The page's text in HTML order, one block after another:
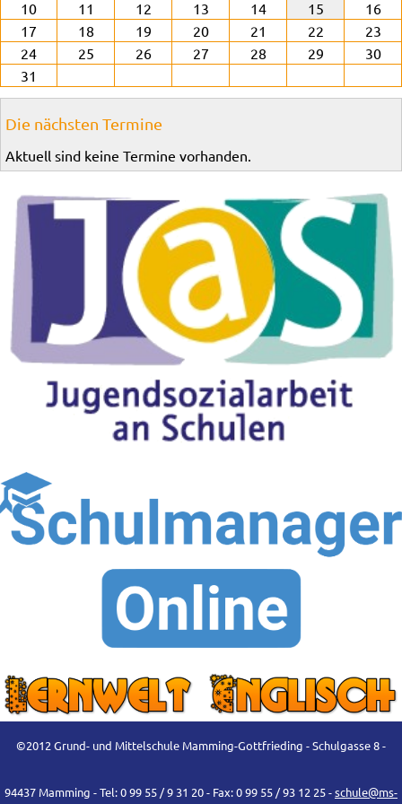
10
11 12 13 14 15
16
17
18 19 20 21 22
23
24
25 26 27 28 29
30
31
Die nächsten Termine
Aktuell sind keine Termine vorhanden.
©2012 Grund- und Mittelschule Mamming-Gottfrieding - Schulgasse 8 -
94437 Mamming - Tel: 0 99 55 / 9 31 20 - Fax: 0 99 55 / 93 12 25 -schule@ms-